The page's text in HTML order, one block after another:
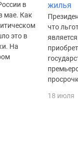
в
мае. Как
это в
На
жилья
что
18 июля